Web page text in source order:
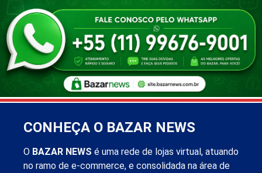
CONHEÇA O BAZAR NEWS
O BAZAR NEWS é uma rede de lojas virtual, atuando
no ramo de e-commerce, e consolidada na área de